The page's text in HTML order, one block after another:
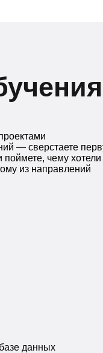
— сверстаете
чему
из направлений
данных